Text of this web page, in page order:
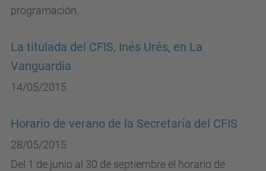
programación.
La titulada del CFIS, Inés Urés, en La
Vanguardia
14/05/2015
Horario de verano de la Secretaría del CFIS
28/05/2015
Del 1 de junio al 30 de septiembre el horario de